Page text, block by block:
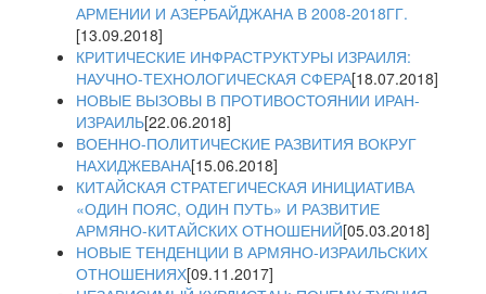
АРМЕНИИ И АЗЕРБАЙДЖАНА В 2008-2018ГГ.
[13.09.2018]
КРИТИЧЕСКИЕ ИНФРАСТРУКТУРЫ ИЗРАИЛЯ:
НАУЧНО-ТЕХНОЛОГИЧЕСКАЯ СФЕРА[18.07.2018]
НОВЫЕ ВЫЗОВЫ В ПРОТИВОСТОЯНИИ ИРАН-
ИЗРАИЛЬ[22.06.2018]
ВОЕННО-ПОЛИТИЧЕСКИЕ РАЗВИТИЯ ВОКРУГ
НАХИДЖЕВАНА[15.06.2018]
КИТАЙСКАЯ СТРАТЕГИЧЕСКАЯ ИНИЦИАТИВА
«ОДИН ПОЯС, ОДИН ПУТЬ» И РАЗВИТИЕ
АРМЯНО-КИТАЙСКИХ ОТНОШЕНИЙ[05.03.2018]
НОВЫЕ ТЕНДЕНЦИИ В АРМЯНО-ИЗРАИЛЬСКИХ
ОТНОШЕНИЯХ[09.11.2017]